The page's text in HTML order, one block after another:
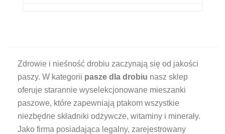
Zdrowie i nieśność drobiu zaczynają się od jakości
paszy. W kategorii pasze dla drobiu nasz sklep
oferuje starannie wyselekcjonowane mieszanki
paszowe, które zapewniają ptakom wszystkie
niezbędne składniki odżywcze, witaminy i minerały.
Jako firma posiadająca legalny, zarejestrowany